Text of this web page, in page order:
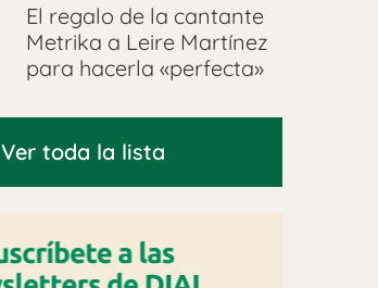
El regalo de la cantante
Metrika a Leire Martínez
para hacerla «perfecta»
Ver toda la lista